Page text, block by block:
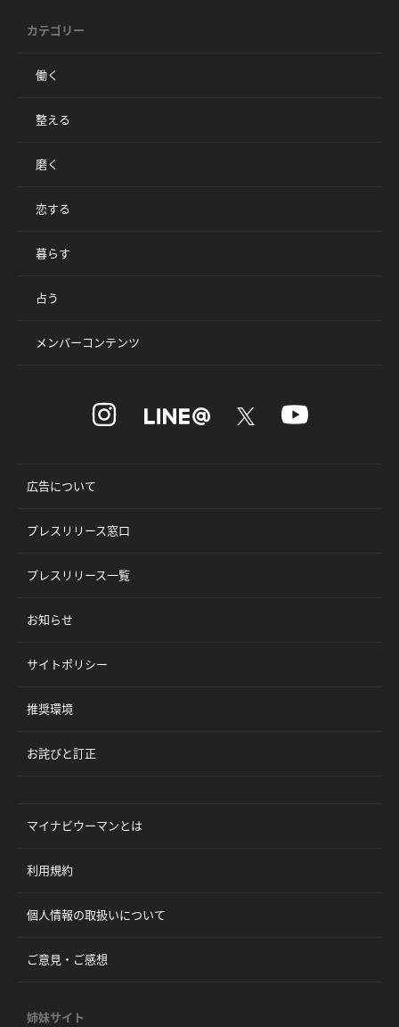
カテゴリー
働く
整える
磨く
恋する
暮らす
占う
メンバーコンテンツ
広告について
プレスリリース窓口
プレスリリース一覧
お知らせ
サイトポリシー
推奨環境
お詫びと訂正
マイナビウーマンとは
利用規約
個人情報の取扱いについて
ご意見・ご感想
姉妹サイト